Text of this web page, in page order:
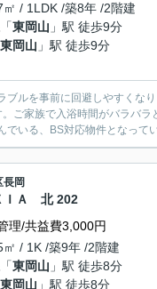
/ 1LDK /築8年 /2階建
「東岡山 」駅 徒歩9分
東岡山 」駅 徒歩9分
ルを事前に回避しやすくな
ご家族で入浴時間がバラバ
でいる、BS対応物件となって
長岡
ＩＡ 北 202
理/共益費3,000円
/ 1K /築9年 /2階建
「東岡山 」駅 徒歩8分
東岡山 」駅 徒歩8分